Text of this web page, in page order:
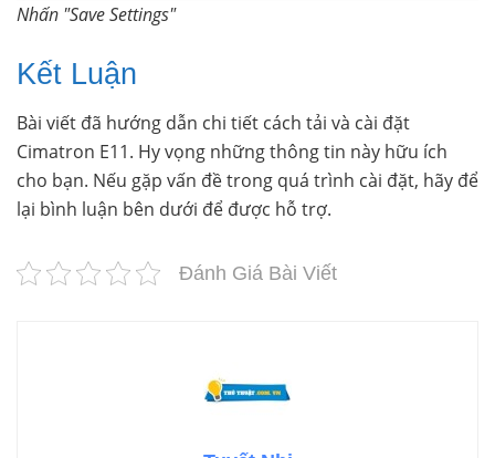
Nhấn "Save Settings"
Kết Luận
Bài viết đã hướng dẫn chi tiết cách tải và cài đặt
Cimatron E11. Hy vọng những thông tin này hữu ích
cho bạn. Nếu gặp vấn đề trong quá trình cài đặt, hãy để
lại bình luận bên dưới để được hỗ trợ.
Đánh Giá Bài Viết